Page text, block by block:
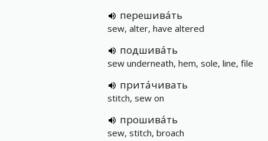
перешива́ть
sew, alter, have altered
подшива́ть
sew underneath, hem, sole, line, file
прита́чивать
stitch, sew on
прошива́ть
sew, stitch, broach